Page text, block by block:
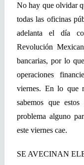
No hay que olvidar
todas las oficinas
adelanta el día
Revolución
bancarias, por lo
operaciones
viernes. En lo que
sabemos que
problema alguno
este viernes cae.
SE AVECINAN